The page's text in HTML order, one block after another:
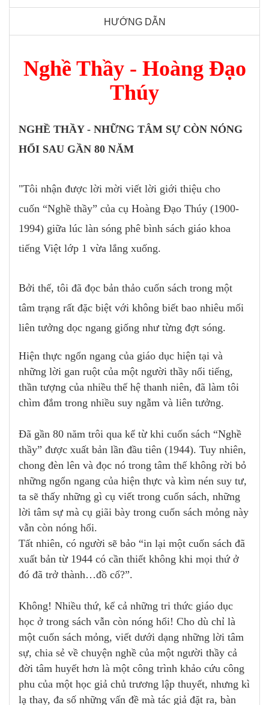
HƯỚNG DẪN
Nghề Thầy - Hoàng Đạo
Thúy
NGHỀ THẦY - NHỮNG TÂM SỰ CÒN NÓNG
HỔI SAU GẦN 80 NĂM
"Tôi nhận được lời mời viết lời giới thiệu cho
cuốn “Nghề thầy” của cụ Hoàng Đạo Thúy (1900-
1994) giữa lúc làn sóng phê bình sách giáo khoa
tiếng Việt lớp 1 vừa lắng xuống.
Bởi thế, tôi đã đọc bản thảo cuốn sách trong một
tâm trạng rất đặc biệt với không biết bao nhiêu mối
liên tưởng dọc ngang giống như từng đợt sóng.
Hiện thực ngổn ngang của giáo dục hiện tại và
những lời gan ruột của một người thầy nổi tiếng,
thần tượng của nhiều thế hệ thanh niên, đã làm tôi
chìm đắm trong nhiều suy ngẫm và liên tưởng.
Đã gần 80 năm trôi qua kể từ khi cuốn sách “Nghề
thầy” được xuất bản lần đầu tiên (1944). Tuy nhiên,
chong đèn lên và đọc nó trong tâm thế không rời bỏ
những ngổn ngang của hiện thực và kìm nén suy tư,
ta sẽ thấy những gì cụ viết trong cuốn sách, những
lời tâm sự mà cụ giãi bày trong cuốn sách mỏng này
vẫn còn nóng hổi.
Tất nhiên, có người sẽ bảo “in lại một cuốn sách đã
xuất bản từ 1944 có cần thiết không khi mọi thứ ở
đó đã trở thành…đồ cổ?”.
Không! Nhiều thứ, kể cả những tri thức giáo dục
học ở trong sách vẫn còn nóng hổi! Cho dù chỉ là
một cuốn sách mỏng, viết dưới dạng những lời tâm
sự, chia sẻ về chuyện nghề của một người thầy cả
đời tâm huyết hơn là một công trình khảo cứu công
phu của một học giả chủ trương lập thuyết, nhưng kì
lạ thay, đa số những vấn đề mà tác giả đặt ra, bàn